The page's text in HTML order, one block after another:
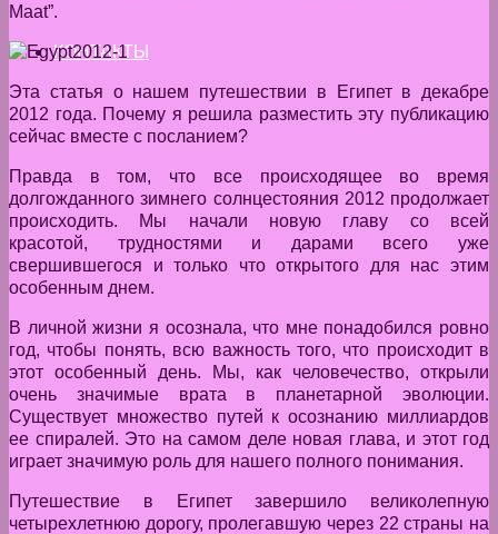
КОНТАКТЫ
Maat”.
Эта статья о нашем путешествии в Египет в декабре
2012 года. Почему я решила разместить эту публикацию
сейчас вместе с посланием?
Правда в том, что все происходящее во время
долгожданного зимнего солнцестояния 2012 продолжает
происходить. Мы начали новую главу со всей
красотой, трудностями и дарами всего уже
свершившегося и только что открытого для нас этим
особенным днем.
В личной жизни я осознала, что мне понадобился ровно
год, чтобы понять, всю важность того, что происходит в
этот особенный день. Мы, как человечество, открыли
очень значимые врата в планетарной эволюции.
Существует множество путей к осознанию миллиардов
ее спиралей. Это на самом деле новая глава, и этот год
играет значимую роль для нашего полного понимания.
Путешествие в Египет завершило великолепную
четырехлетнюю дорогу, пролегавшую через 22 страны на